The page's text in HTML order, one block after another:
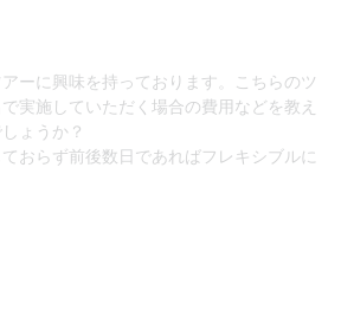
ーに興味を持っております。こちらのツ
実施していただく場合の費用などを教え
ょうか？
おらず前後数日であればフレキシブルに